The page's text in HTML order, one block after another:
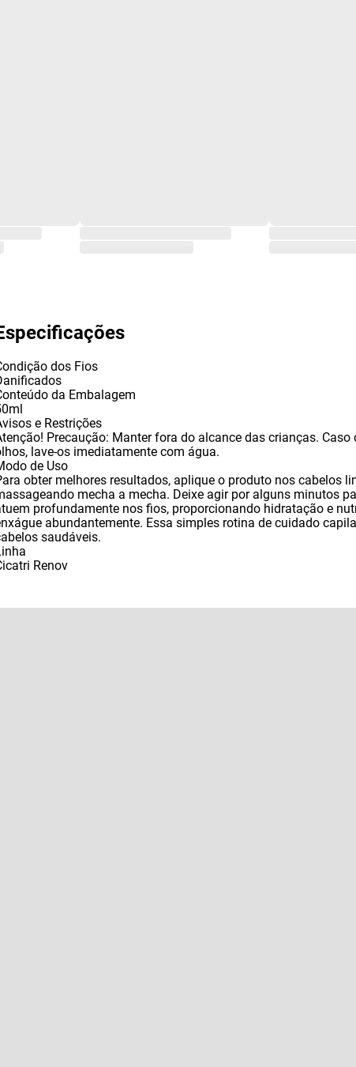
dos Fios
da Embalagem
e Restrições
Precaução: Manter fora do alcance das crianças.
, lave-os imediatamente com água.
de Uso
obter melhores resultados, aplique o produto nos cabelos
mecha a mecha. Deixe agir por alguns minutos
profundamente nos fios, proporcionando hidratação e
abundantemente. Essa simples rotina de cuidado
saudáveis.
Renov